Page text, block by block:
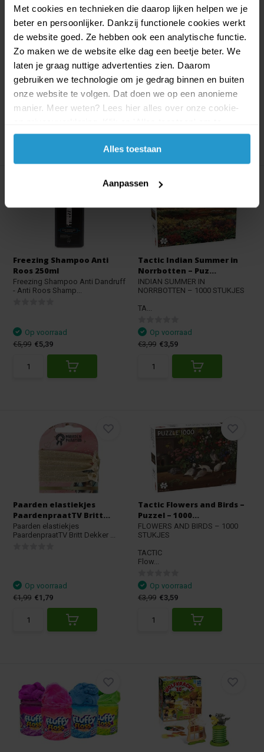
Met cookies en technieken die daarop lijken helpen we je
beter en persoonlijker. Dankzij functionele cookies werkt
de website goed. Ze hebben ook een analytische functie.
Zo maken we de website elke dag een beetje beter. We
laten je graag nuttige advertenties zien. Daarom
gebruiken we technologie om je gedrag binnen en buiten
onze website te volgen. Dat doen we op een anonieme
manier. Meer weten? Lees hier alles over onze cookie-
accepteren.
Alles toestaan
Aanpassen
BaByliss Homelight
Compact G935E | IPL l...
De BaByliss Homelight Compact
G935E is een compa...
€59,99
€53,99
Tangle Pets Junior - Puppy
- The Origina...
Tangle Pets zijn de leukste
nieuwe vrienden! Ze ...
€1,99 €1,79
Freezing Shampoo Anti
Roos 250ml
Freezing Shampoo Anti Dandruff
- Anti Roos Shamp...
Op voorraad
€5,99 €5,39
Tactic Indian Summer in
Norrbotten – Puz...
INDIAN SUMMER IN
NORRBOTTEN – 1000 STUKJES
TA...
Op voorraad
€3,99 €3,59
Paarden elastiekjes
PaardenpraatTV Britt...
Paarden elastiekjes
PaardenpraatTV Britt Dekker ...
Op voorraad
€1,99 €1,79
Tactic Flowers and Birds –
Puzzel – 1000...
FLOWERS AND BIRDS – 1000
STUKJES
TACTIC
Flow...
Op voorraad
€3,99 €3,59